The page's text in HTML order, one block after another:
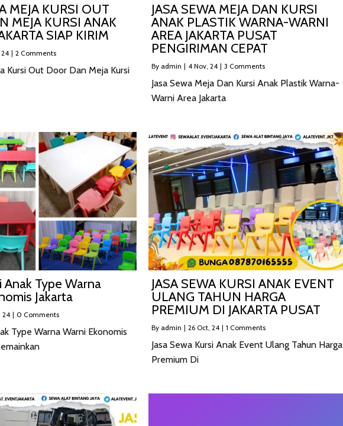
MEJA KURSI OUT
MEJA KURSI ANAK
SIAP KIRIM
| 2 Comments
Kursi Out Door Dan Meja Kursi
JASA SEWA MEJA DAN KURSI
ANAK PLASTIK WARNA-WARNI
AREA JAKARTA PUSAT
PENGIRIMAN CEPAT
By admin | 4 Nov, 24 | 3 Comments
Jasa Sewa Meja Dan Kursi Anak Plastik Warna-
Warni Area Jakarta
Anak Type Warna
Jakarta
24 | 0 Comments
Type Warna Warni Ekonomis
JASA SEWA KURSI ANAK EVENT
ULANG TAHUN HARGA
PREMIUM DI JAKARTA PUSAT
By admin | 26 Oct, 24 | 1 Comments
Jasa Sewa Kursi Anak Event Ulang Tahun Harga
Premium Di